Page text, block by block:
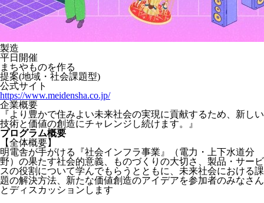
製造
平日開催
まちやものを作る
提案(地域・社会課題型)
公式サイト
https://www.meidensha.co.jp/
企業概要
『より豊かで住みよい未来社会の実現に貢献するため、新しい
技術と価値の創造にチャレンジし続けます。』
プログラム概要
【全体概要】
明電舎が手がける『社会インフラ事業』（電力・上下水道分
野）の果たす社会的意義、ものづくりの大切さ、製品・サービ
スの役割について学んでもらうとともに、未来社会における課
題の解決方法、新たな価値創造のアイデアを参加者のみなさん
とディスカッションします